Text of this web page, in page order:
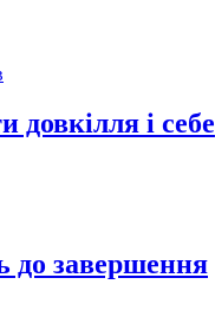
і себе
до завершення